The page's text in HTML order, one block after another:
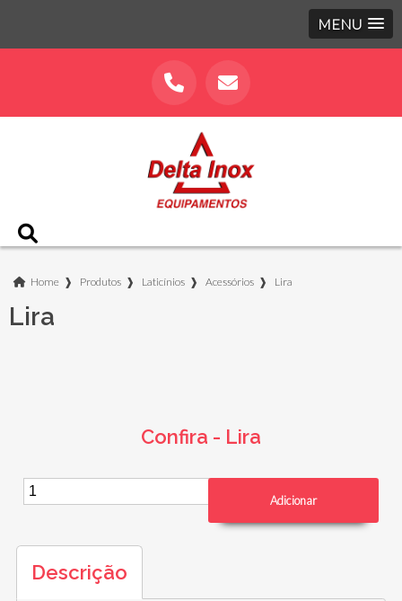
MENU
Home ❱ Produtos ❱ Laticínios ❱ Acessórios ❱ Lira
Lira
Confira - Lira
Descrição